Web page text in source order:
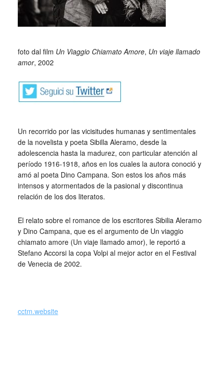
foto dal film Un Viaggio Chiamato Amore, Un viaje llamado
amor, 2002
Un recorrido por las vicisitudes humanas y sentimentales
de la novelista y poeta Sibilla Aleramo, desde la
adolescencia hasta la madurez, con particular atención al
período 1916-1918, años en los cuales la autora conoció y
amó al poeta Dino Campana. Son estos los años más
intensos y atormentados de la pasional y discontinua
relación de los dos literatos.
El relato sobre el romance de los escritores Sibilia Aleramo
y Dino Campana, que es el argumento de Un viaggio
chiamato amore (Un viaje llamado amor), le reportó a
Stefano Accorsi la copa Volpi al mejor actor en el Festival
de Venecia de 2002.
cctm.website